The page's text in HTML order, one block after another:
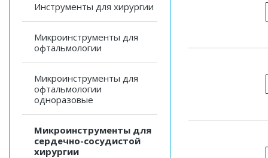
Инструменты для хирургии
Микроинструменты для
офтальмологии
Микроинструменты для
офтальмологии
одноразовые
Микроинструменты для
сердечно-сосудистой
хирургии